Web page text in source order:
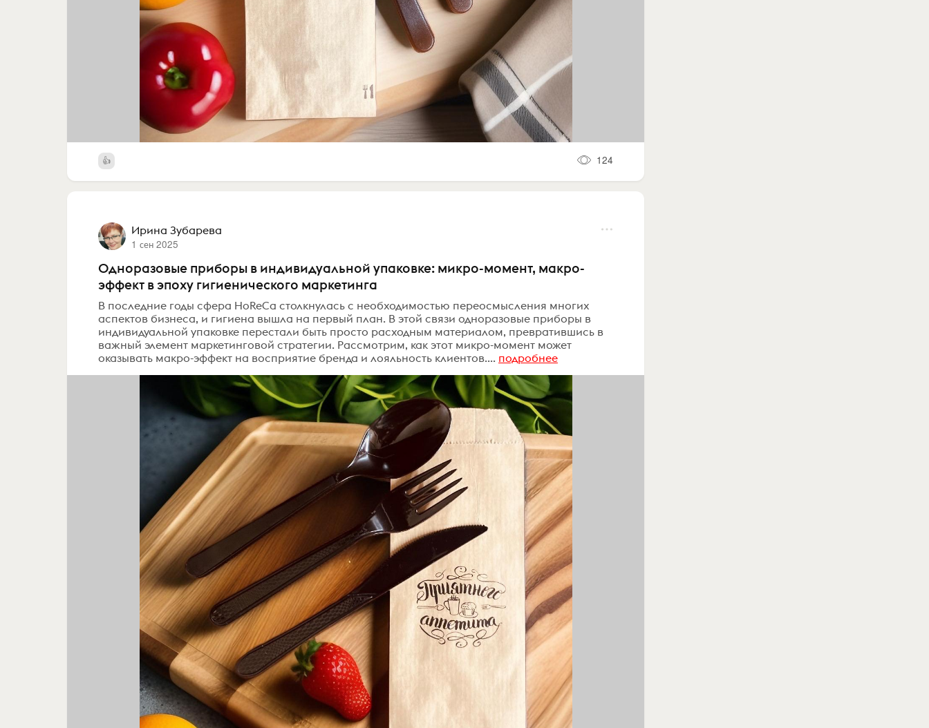
124
Ирина Зубарева
1 сен 2025
Одноразовые приборы в индивидуальной упаковке: микро-момент, макро-
эффект в эпоху гигиенического маркетинга
В последние годы сфера HoReCa столкнулась с необходимостью переосмысления многих
аспектов бизнеса, и гигиена вышла на первый план. В этой связи одноразовые приборы в
индивидуальной упаковке перестали быть просто расходным материалом, превратившись в
важный элемент маркетинговой стратегии. Рассмотрим, как этот микро-момент может
оказывать макро-эффект на восприятие бренда и лояльность клиентов.... подробнее